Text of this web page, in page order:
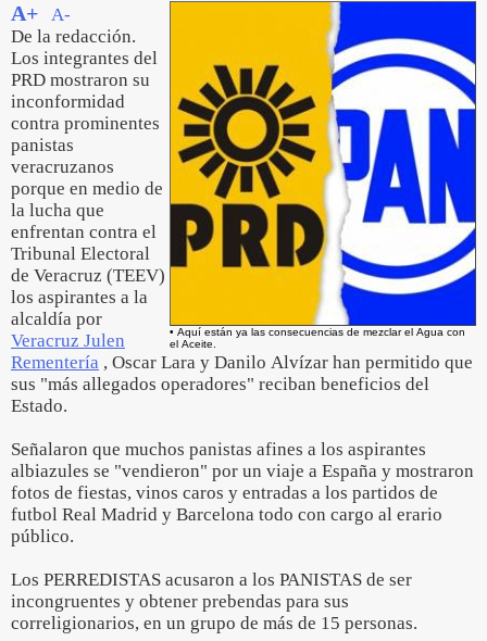
• Aquí están ya las consecuencias de mezclar el Agua con
el Aceite.
A+
A-
De la redacción.
Los integrantes del
PRD mostraron su
inconformidad
contra prominentes
panistas
veracruzanos
porque en medio de
la lucha que
enfrentan contra el
Tribunal Electoral
de Veracruz (TEEV)
los aspirantes a la
alcaldía por
Veracruz Julen
Rementería , Oscar Lara y Danilo Alvízar han permitido que
sus "más allegados operadores" reciban beneficios del
Estado.
Señalaron que muchos panistas afines a los aspirantes
albiazules se "vendieron" por un viaje a España y mostraron
fotos de fiestas, vinos caros y entradas a los partidos de
futbol Real Madrid y Barcelona todo con cargo al erario
público.
Los PERREDISTAS acusaron a los PANISTAS de ser
incongruentes y obtener prebendas para sus
correligionarios, en un grupo de más de 15 personas.